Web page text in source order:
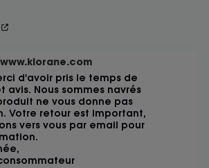
www.klorane.com
d'avoir pris le temps de
avis. Nous sommes navrés
ne vous donne pas
Votre retour est important,
vers vous par email pour